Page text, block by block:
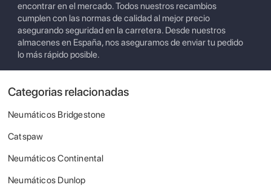
encontrar en el mercado. Todos nuestros recambios
cumplen con las normas de calidad al mejor precio
asegurando seguridad en la carretera. Desde nuestros
almacenes en España, nos aseguramos de enviar tu pedido
lo más rápido posible.
Categorias relacionadas
Neumáticos Bridgestone
Catspaw
Neumáticos Continental
Neumáticos Dunlop